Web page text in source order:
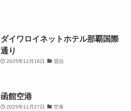
ダイワロイネットホテル那覇国際
通り
2025年12月16日 宿泊
函館空港
2025年11月27日 空港